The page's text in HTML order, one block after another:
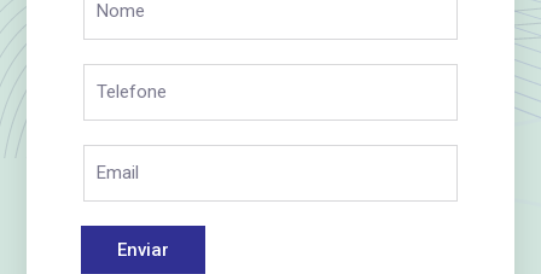
Enviar